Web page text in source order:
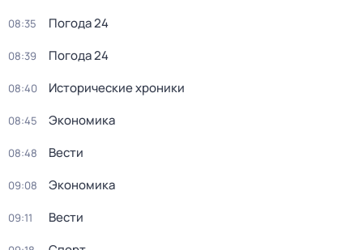
08:35 Погода 24
08:39 Погода 24
08:40 Исторические хроники
08:45 Экономика
08:48 Вести
09:08 Экономика
09:11 Вести